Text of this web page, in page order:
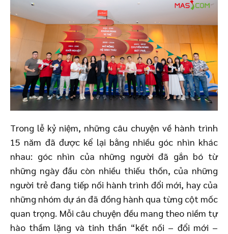
Trong lễ kỷ niệm, những câu chuyện về hành trình
15 năm đã được kể lại bằng nhiều góc nhìn khác
nhau: góc nhìn của những người đã gắn bó từ
những ngày đầu còn nhiều thiếu thốn, của những
người trẻ đang tiếp nối hành trình đổi mới, hay của
những nhóm dự án đã đồng hành qua từng cột mốc
quan trọng. Mỗi câu chuyện đều mang theo niềm tự
hào thầm lặng và tinh thần “kết nối – đổi mới –